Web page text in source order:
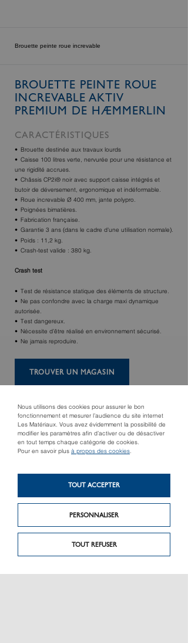
Nous utilisons des cookies pour assurer le bon
fonctionnement et mesurer l’audience du site internet
Les Matériaux. Vous avez évidemment la possibilité de
modifier les paramètres afin d’activer ou de désactiver
en tout temps chaque catégorie de cookies.
Pour en savoir plus à propos des cookies.
TOUT REFUSER
PERSONNALISER
TOUT ACCEPTER
Brouette peinte roue increvable
BROUETTE PEINTE ROUE
INCREVABLE AKTIV
PREMIUM DE HÆMMERLIN
CARACTÉRISTIQUES
Brouette destinée aux travaux lourds
Caisse 100 litres verte, nervurée pour une résistance et
une rigidité accrues.
Châssis CP2i® noir avec support caisse intégrés et
butoir de déversement, ergonomique et indéformable.
Roue increvable Ø 400 mm, jante polypro.
Poignées bimatières.
Fabrication française.
Garantie 3 ans (dans le cadre d'une utilisation normale).
Poids : 11,2 kg.
Crash-test valide : 380 kg.
Crash test
Test de résistance statique des éléments de structure.
Ne pas confondre avec la charge maxi dynamique
autorisée.
Test dangereux.
Nécessite d’être réalisé en environnement sécurisé.
Ne jamais reproduire.
TROUVER UN MAGASIN
Harnais KTP EVO 4,
kit complet harnais +
longe indémontable
TRADELIFT - Lève